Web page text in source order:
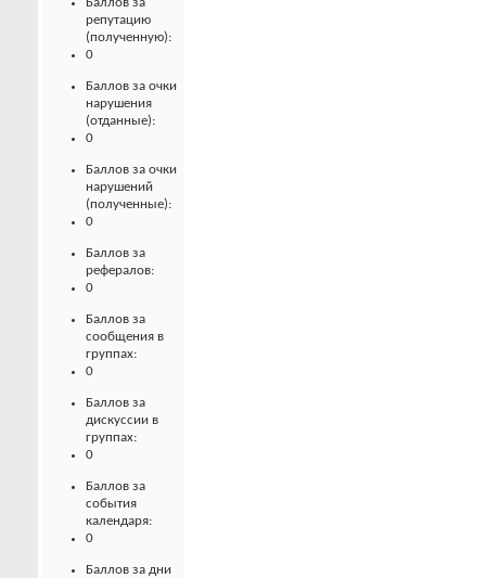
репутацию
(полученную):
0
Баллов за очки
нарушения
(отданные):
0
Баллов за очки
нарушений
(полученные):
0
Баллов за
рефералов:
0
Баллов за
сообщения в
группах:
0
Баллов за
дискуссии в
группах:
0
Баллов за
события
календаря:
0
Баллов за дни